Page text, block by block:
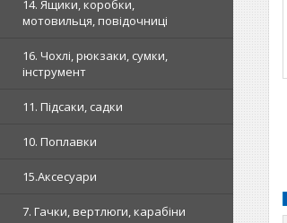
14. Ящики, коробки,
мотовильця, повідочниці
16. Чохлі, рюкзаки, сумки,
інструмент
11. Підсаки, садки
10. Поплавки
15.Аксесуари
7. Гачки, вертлюги, карабіни